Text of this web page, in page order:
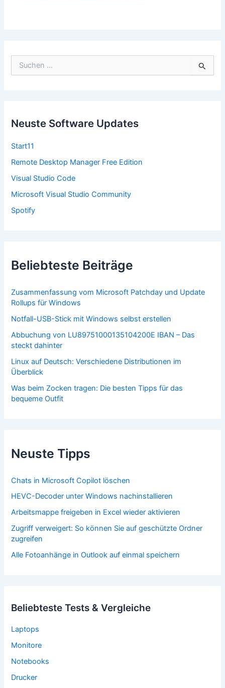
n
a
h
:
Neuste Software Updates
Start11
Remote Desktop Manager Free Edition
Visual Studio Code
Microsoft Visual Studio Community
Spotify
Beliebteste Beiträge
Zusammenfassung vom Microsoft Patchday und Update
Rollups für Windows
Notfall-USB-Stick mit Windows selbst erstellen
Abbuchung von LU89751000135104200E IBAN – Das
steckt dahinter
Linux auf Deutsch: Verschiedene Distributionen im
Überblick
Was beim Zocken tragen: Die besten Tipps für das
bequeme Outfit
Neuste Tipps
Chats in Microsoft Copilot löschen
HEVC-Decoder unter Windows nachinstallieren
Arbeitsmappe freigeben in Excel wieder aktivieren
Zugriff verweigert: So können Sie auf geschützte Ordner
zugreifen
Alle Fotoanhänge in Outlook auf einmal speichern
Beliebteste Tests & Vergleiche
Laptops
Monitore
Notebooks
Drucker